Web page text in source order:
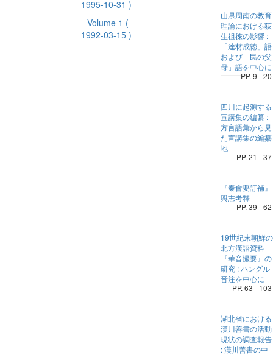
1995-10-31 )
Volume 1 (
1992-03-15 )
山県周南の教育
理論における荻
生徂徠の影響 :
「達材成徳」語
および「民の父
母」語を中心に
PP. 9 - 20
四川に起源する
宣講集の編纂 :
方言語彙から見
た宣講集の編纂
地
PP. 21 - 37
『秦會要訂補』
輿志考釋
PP. 39 - 62
19世紀末朝鮮の
北方漢語資料
『華音撮要』の
研究 : ハングル
音注を中心に
PP. 63 - 103
湖北省における
漢川善書の活動
現状の調査報告
: 漢川善書の中